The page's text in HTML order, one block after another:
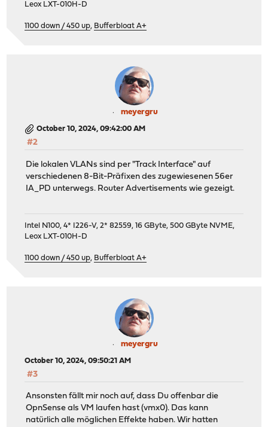
Leox LXT-010H-D
1100 down / 450 up, Bufferbloat A+
meyergru
October 10, 2024, 09:42:00 AM
#2
Die lokalen VLANs sind per "Track Interface" auf
verschiedenen 8-Bit-Präfixen des zugewiesenen 56er
IA_PD unterwegs. Router Advertisements wie gezeigt.
Intel N100, 4* I226-V, 2* 82559, 16 GByte, 500 GByte NVME,
Leox LXT-010H-D
1100 down / 450 up, Bufferbloat A+
meyergru
October 10, 2024, 09:50:21 AM
#3
Ansonsten fällt mir noch auf, dass Du offenbar die
OpnSense als VM laufen hast (vmx0). Das kann
natürlich alle möglichen Effekte haben. Wir hatten